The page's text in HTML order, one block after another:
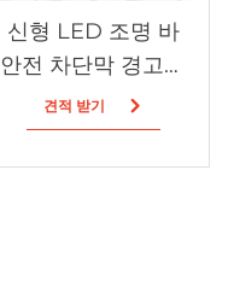
신형 LED 조명 바
안전 차단막 경고용
내구성 우수 플라스
틱 소재
견적 받기